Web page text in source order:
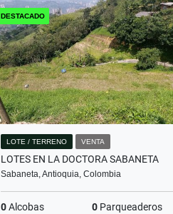
DESTACADO
LOTE / TERRENO VENTA
LOTES EN LA DOCTORA SABANETA
Sabaneta, Antioquia, Colombia
0Alcobas 0 Parqueaderos